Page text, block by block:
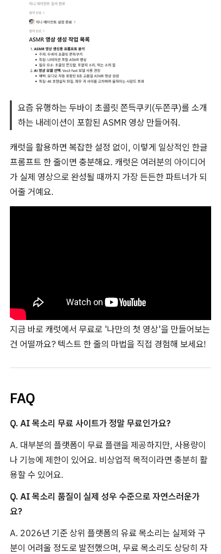
요즘 유행하는 두바이 초콜릿 쫀득쿠키(두쫀쿠)를 소개
하는 내레이션이 포함된 ASMR 영상 만들어줘.
캐럿을 활용하면 복잡한 설정 없이, 이렇게 일상적인 한글
프롬프트 한 줄이면 충분해요. 캐럿은 여러분의 아이디어
가 실제 영상으로 완성될 때까지 가장 든든한 파트너가 되
어줄 거예요.
지금 바로 캐럿에서 무료로 '나만의 첫 영상'을 만들어보는
건 어떨까요? 텍스트 한 줄의 마법을 직접 경험해 보세요!
FAQ
Q. AI 목소리 무료 사이트가 정말 무료인가요?
A. 대부분의 플랫폼이 무료 플랜을 제공하지만, 사용량이
나 기능에 제한이 있어요. 비상업적 목적이라면 충분히 활
용할 수 있어요.
Q. AI 목소리 품질이 실제 성우 수준으로 자연스러운가
요?
A. 2026년 기준 상위 플랫폼의 유료 목소리는 실제와 구
분이 어려울 정도로 발전했으며, 무료 목소리도 상당히 자